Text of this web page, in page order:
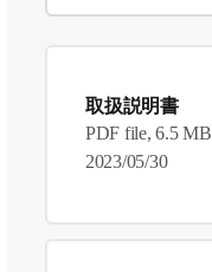
取扱説明書
PDF file, 6.5 MB
2023/05/30